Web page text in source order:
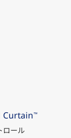
™
ロール